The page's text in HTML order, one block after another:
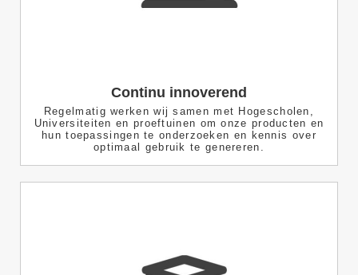
Continu innoverend
Regelmatig werken wij samen met Hogescholen,
Universiteiten en proeftuinen om onze producten en
hun toepassingen te onderzoeken en kennis over
optimaal gebruik te genereren.